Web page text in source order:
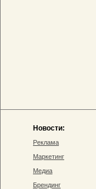
Новости:
Реклама
Маркетинг
Медиа
Брендинг